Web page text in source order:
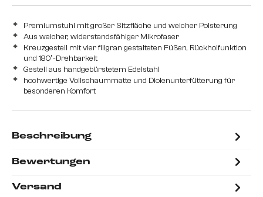
Premiumstuhl mit großer Sitzfläche und weicher Polsterung
Aus weicher, widerstandsfähiger Mikrofaser
Kreuzgestell mit vier filigran gestalteten Füßen, Rückholfunktion
und 180°-Drehbarkeit
Gestell aus handgebürstetem Edelstahl
hochwertige Vollschaummatte und Diolenunterfütterung für
besonderen Komfort
Beschreibung
Bewertungen
Versand